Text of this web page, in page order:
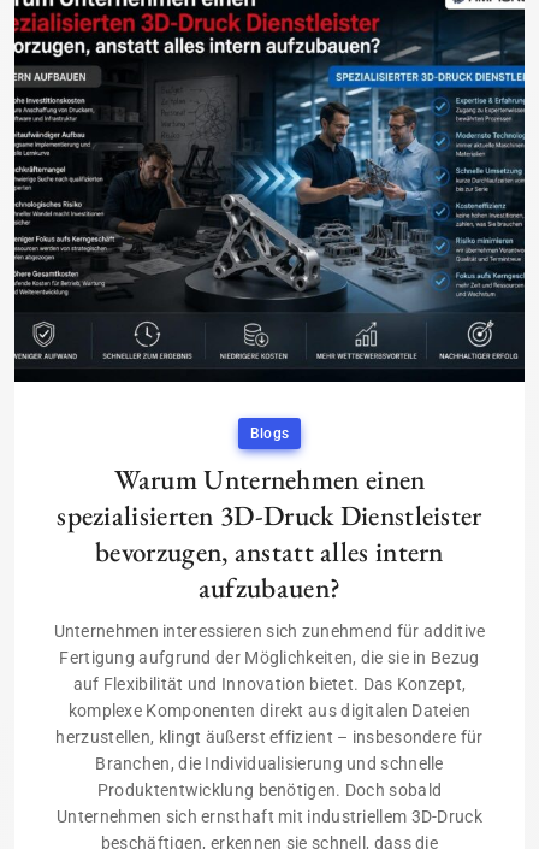
Blogs
Warum Unternehmen einen
spezialisierten 3D-Druck Dienstleister
bevorzugen, anstatt alles intern
aufzubauen?
Unternehmen interessieren sich zunehmend für additive
Fertigung aufgrund der Möglichkeiten, die sie in Bezug
auf Flexibilität und Innovation bietet. Das Konzept,
komplexe Komponenten direkt aus digitalen Dateien
herzustellen, klingt äußerst effizient – insbesondere für
Branchen, die Individualisierung und schnelle
Produktentwicklung benötigen. Doch sobald
Unternehmen sich ernsthaft mit industriellem 3D-Druck
beschäftigen, erkennen sie schnell, dass die